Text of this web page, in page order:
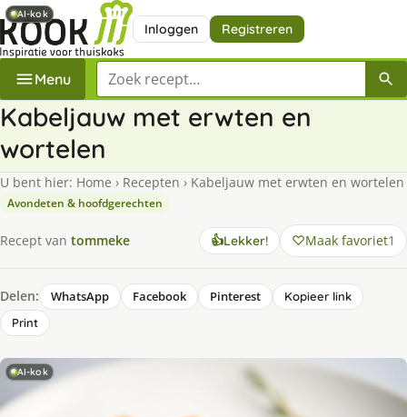
Inloggen Registreren
Menu Zoek een recept
Kabeljauw met erwten en
wortelen
U bent hier: Home › Recepten › Kabeljauw met erwten en wortelen
Avondeten & hoofdgerechten
Recept van tommeke 👍Lekker! Maak favoriet1
Delen: WhatsApp Facebook Pinterest
Kopieer link
Print
AI-kok
AI-kok
AI-kok